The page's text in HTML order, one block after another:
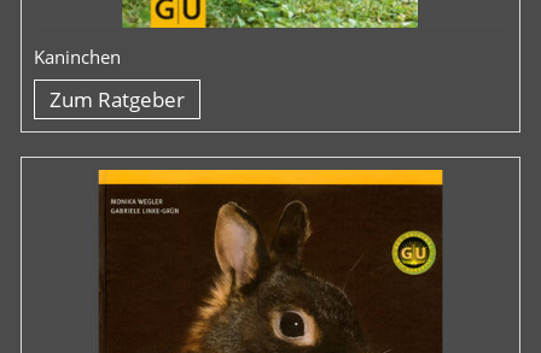
Kaninchen
Zum Ratgeber